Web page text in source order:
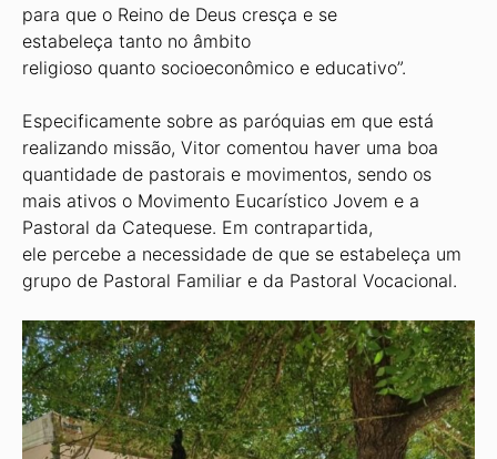
para que o Reino de Deus cresça e se
estabeleça tanto no âmbito
religioso quanto socioeconômico e educativo”.
Especificamente sobre as paróquias em que está
realizando missão, Vitor comentou haver uma boa
quantidade de pastorais e movimentos, sendo os
mais ativos o Movimento Eucarístico Jovem e a
Pastoral da Catequese. Em contrapartida,
ele percebe a necessidade de que se estabeleça um
grupo de Pastoral Familiar e da Pastoral Vocacional.